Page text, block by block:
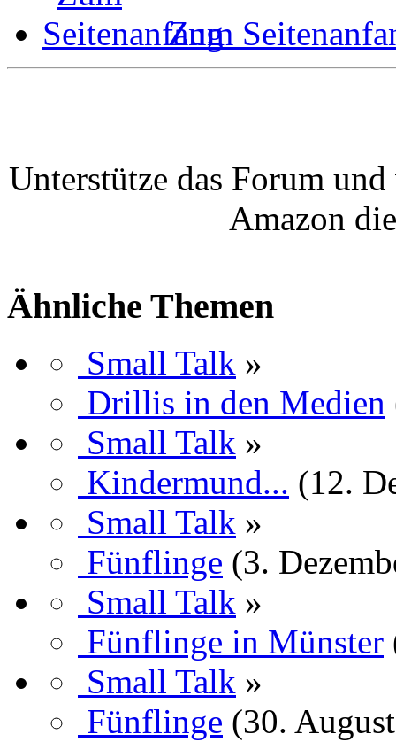
Zum
Unterstütze das Forum
Amazon
Ähnliche Themen
Small Talk »
Drillis in den Medien
Small Talk »
Kindermund... (12.
Small Talk »
Fünflinge (3.
Small Talk »
Fünflinge in Münster
Small Talk »
Fünflinge (30.